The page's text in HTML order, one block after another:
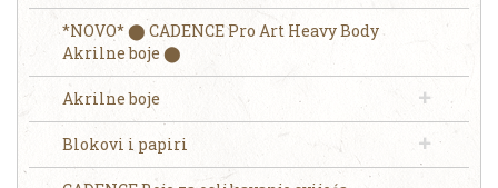
*NOVO* ⬤ CADENCE Pro Art Heavy Body
Akrilne boje ⬤
Akrilne boje
Blokovi i papiri